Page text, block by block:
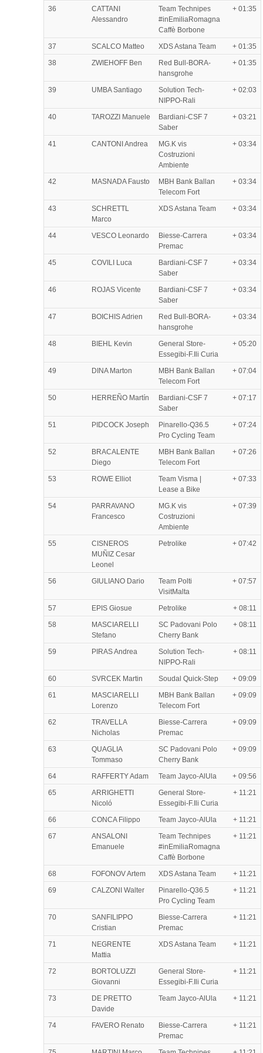
36
CATTANI
Alessandro
Team Technipes
#inEmiliaRomagna
Caffè Borbone
+ 01:35
37 SCALCO Matteo XDS Astana Team
+ 01:35
38
ZWIEHOFF Ben
Red Bull-BORA-
hansgrohe
+ 01:35
39 UMBA Santiago
Solution Tech-
NIPPO-Rali
+ 02:03
40 TAROZZI Manuele
Bardiani-CSF 7
Saber
+ 03:21
41 CANTONI Andrea
MG.K vis
Costruzioni
Ambiente
+ 03:34
42 MASNADA Fausto
MBH Bank Ballan
Telecom Fort
+ 03:34
43
SCHRETTL
Marco
XDS Astana Team + 03:34
44 VESCO Leonardo
Biesse-Carrera
Premac
+ 03:34
45 COVILI Luca
Bardiani-CSF 7
Saber
+ 03:34
46 ROJAS Vicente
Bardiani-CSF 7
Saber
+ 03:34
47 BOICHIS Adrien
Red Bull-BORA-
hansgrohe
+ 03:34
48 BIEHL Kevin
General Store-
Essegibi-F.Ili Curia
+ 05:20
49 DINA Marton
MBH Bank Ballan
Telecom Fort
+ 07:04
50 HERREÑO Martín
Bardiani-CSF 7
Saber
+ 07:17
51 PIDCOCK Joseph
Pinarello-Q36.5
Pro Cycling Team
+ 07:24
52
BRACALENTE
Diego
MBH Bank Ballan
Telecom Fort
+ 07:26
53 ROWE Elliot
Team Visma |
Lease a Bike
+ 07:33
54
PARRAVANO
Francesco
MG.K vis
Costruzioni
Ambiente
+ 07:39
55
CISNEROS
MUÑIZ Cesar
Leonel
Petrolike + 07:42
56 GIULIANO Dario
Team Polti
VisitMalta
+ 07:57
57 EPIS Giosue Petrolike
+ 08:11
58
MASCIARELLI
Stefano
SC Padovani Polo
Cherry Bank
+ 08:11
59 PIRAS Andrea
Solution Tech-
NIPPO-Rali
+ 08:11
60 SVRCEK Martin Soudal Quick-Step
+ 09:09
61
MASCIARELLI
Lorenzo
MBH Bank Ballan
Telecom Fort
+ 09:09
62
TRAVELLA
Nicholas
Biesse-Carrera
Premac
+ 09:09
63
QUAGLIA
Tommaso
SC Padovani Polo
Cherry Bank
+ 09:09
64 RAFFERTY Adam Team Jayco-AlUla
+ 09:56
65
ARRIGHETTI
Nicoló
General Store-
Essegibi-F.Ili Curia
+ 11:21
66 CONCA Filippo Team Jayco-AlUla
+ 11:21
67
ANSALONI
Emanuele
Team Technipes
#inEmiliaRomagna
Caffè Borbone
+ 11:21
68 FOFONOV Artem XDS Astana Team
+ 11:21
69
CALZONI Walter
Pinarello-Q36.5
Pro Cycling Team
+ 11:21
70
SANFILIPPO
Cristian
Biesse-Carrera
Premac
+ 11:21
71
NEGRENTE
Mattia
XDS Astana Team + 11:21
72
BORTOLUZZI
Giovanni
General Store-
Essegibi-F.Ili Curia
+ 11:21
73
DE PRETTO
Davide
Team Jayco-AlUla + 11:21
74 FAVERO Renato
Biesse-Carrera
Premac
+ 11:21